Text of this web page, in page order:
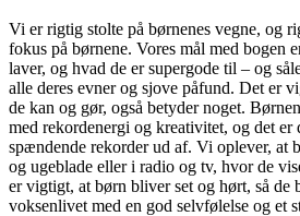
Vi er rigtig stolte på børnenes vegne, og
fokus på børnene. Vores mål med bogen
laver, og hvad de er supergode til – og
alle deres evner og sjove påfund. Det er
de kan og gør, også betyder noget.
med rekordenergi og kreativitet, og det er
spændende rekorder ud af. Vi oplever, at
og ugeblade eller i radio og tv, hvor de
er vigtigt, at børn bliver set og hørt, så de
voksenlivet med en god selvfølelse og et